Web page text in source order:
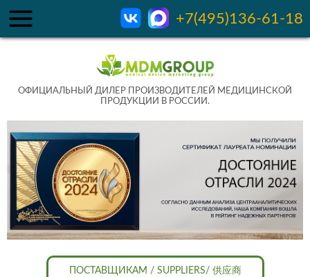
+7(495)136-61-18
ОФИЦИАЛЬНЫЙ ДИЛЕР ПРОИЗВОДИТЕЛЕЙ МЕДИЦИНСКОЙ
ПРОДУКЦИИ В РОССИИ.
ПОСТАВЩИКАМ / SUPPLIERS/ 供应商